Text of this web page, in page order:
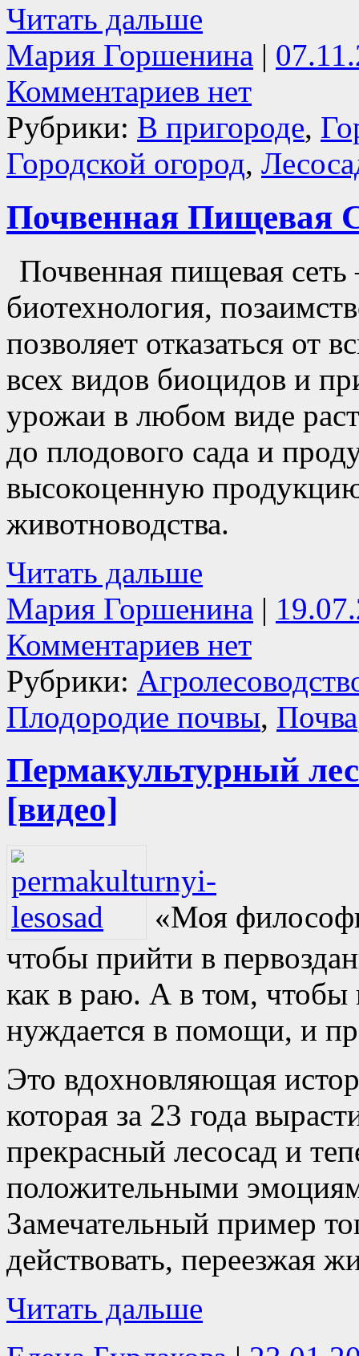
Читать дальше
Мария Горшенина |
Комментариев нет
Рубрики: В пригороде,
Городской огород,
Почвенная Пищевая
Почвенная пищевая сеть
биотехнология,
позволяет отказаться от
всех видов биоцидов и
урожаи в любом виде
до плодового сада и
высокоценную
животноводства.
Читать дальше
Мария Горшенина |
Комментариев нет
Рубрики:
Плодородие почвы, Почва
Пермакультурный
[видео]
«Моя
чтобы прийти в
как в раю. А в том, чтобы
нуждается в помощи, и
Это вдохновляющая
которая за 23 года
прекрасный лесосад и
положительными
Замечательный пример
действовать, переезжая
Читать дальше